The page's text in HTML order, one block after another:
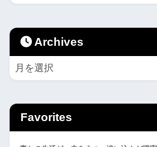
Archives
Favorites